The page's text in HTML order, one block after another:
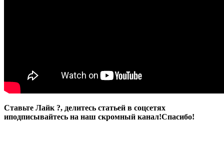
Ставьте Лайк ?, делитесь статьей в соцсетях
иподписывайтесь на наш скромный канал!Спасибо!